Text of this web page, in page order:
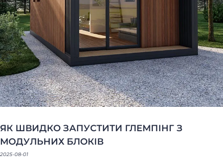
ЯК ШВИДКО ЗАПУСТИТИ ГЛЕМПІНГ З
МОДУЛЬНИХ БЛОКІВ
2025-08-01